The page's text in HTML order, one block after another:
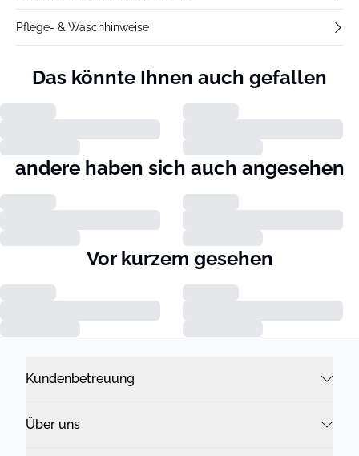
Pflege- & Waschhinweise
Das könnte Ihnen auch gefallen
andere haben sich auch angesehen
Vor kurzem gesehen
Kundenbetreuung
Über uns